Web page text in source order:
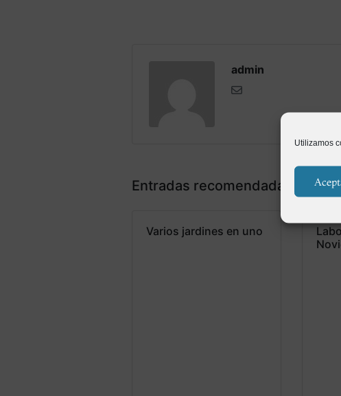
Utilizamos
admin
Entradas recomendadas
Varios jardines en uno